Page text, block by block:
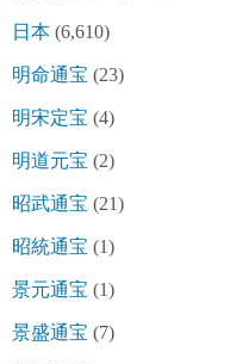
日本 (6,610)
明命通宝 (23)
明宋定宝 (4)
明道元宝 (2)
昭武通宝 (21)
昭統通宝 (1)
景元通宝 (1)
景盛通宝 (7)